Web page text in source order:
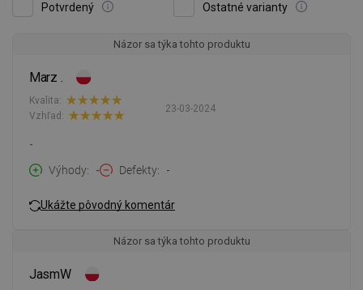
Potvrdený Ostatné varianty
Názor sa týka tohto produktu
Marz .
23-03-2024
Kvalita:
Vzhľad:
-
Výhody
- Defekty -
Ukážte pôvodný komentár
Názor sa týka tohto produktu
JasmW